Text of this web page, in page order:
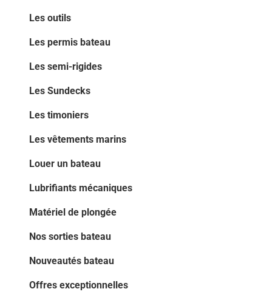
Les outils
Les permis bateau
Les semi-rigides
Les Sundecks
Les timoniers
Les vêtements marins
Louer un bateau
Lubrifiants mécaniques
Matériel de plongée
Nos sorties bateau
Nouveautés bateau
Offres exceptionnelles